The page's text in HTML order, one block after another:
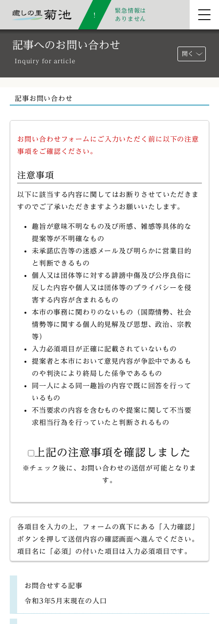
緊急情報は
ありません
記事へのお問い合わせ
Inquiry for article
開く
記事お問い合わせ
お問い合わせフォームにご入力いただく前に以下の注意
事項をご確認ください。
注意事項
以下に該当する内容に関してはお断りさせていただきま
すのでご了承いただきますようお願いいたします。
趣旨が意味不明なもの及び所感、雑感等具体的な
提案等が不明確なもの
未承諾広告等の迷惑メール及び明らかに営業目的
と判断できるもの
個人又は団体等に対する誹謗中傷及び公序良俗に
反した内容や個人又は団体等のプライバシーを侵
害する内容が含まれるもの
本市の事務に関わりのないもの（国際情勢、社会
情勢等に関する個人的見解及び思想、政治、宗教
等）
入力必須項目が正確に記載されていないもの
提案者と本市において意見内容が争訟中であるも
のや判決により終局した係争であるもの
同一人による同一趣旨の内容で既に回答を行って
いるもの
不当要求の内容を含むものや提案に関して不当要
求相当行為を行っていたと判断されるもの
上記の注意事項を確認しました
※チェック後に、お問い合わせの送信が可能となりま
す。
各項目を入力の上，フォームの真下にある「入力確認」
ボタンを押して送信内容の確認画面へ進んでください。
項目名に「必須」の付いた項目は入力必須項目です。
お問合せする記事
令和3年5月末現在の人口